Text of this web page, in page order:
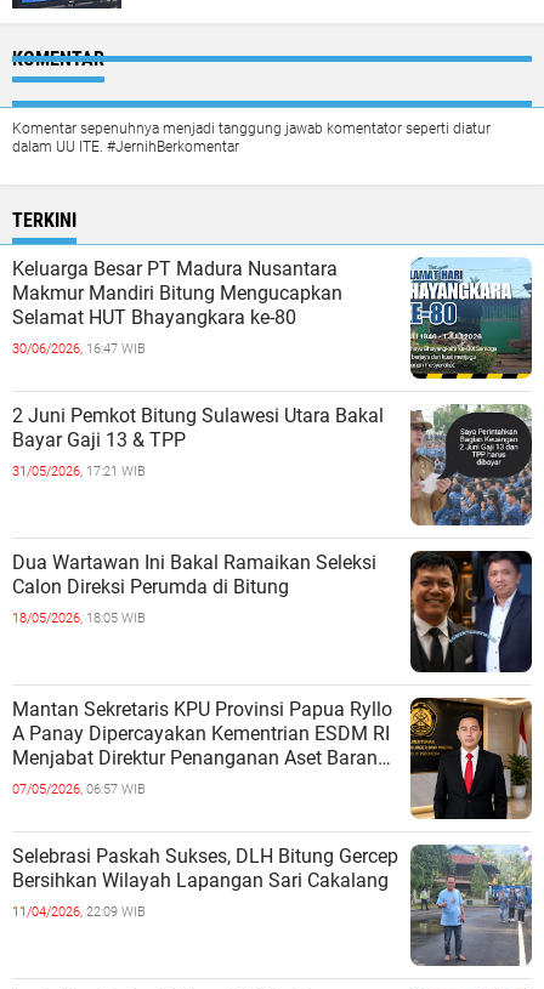
KOMENTAR
Komentar sepenuhnya menjadi tanggung jawab komentator seperti diatur
dalam UU ITE. #JernihBerkomentar
TERKINI
Keluarga Besar PT Madura Nusantara
Makmur Mandiri Bitung Mengucapkan
Selamat HUT Bhayangkara ke-80
30/06/2026, 16:47 WIB
2 Juni Pemkot Bitung Sulawesi Utara Bakal
Bayar Gaji 13 & TPP
31/05/2026, 17:21 WIB
Dua Wartawan Ini Bakal Ramaikan Seleksi
Calon Direksi Perumda di Bitung
18/05/2026, 18:05 WIB
Mantan Sekretaris KPU Provinsi Papua Ryllo
A Panay Dipercayakan Kementrian ESDM RI
Menjabat Direktur Penanganan Aset Barang
Bukti
07/05/2026, 06:57 WIB
Selebrasi Paskah Sukses, DLH Bitung Gercep
Bersihkan Wilayah Lapangan Sari Cakalang
11/04/2026, 22:09 WIB